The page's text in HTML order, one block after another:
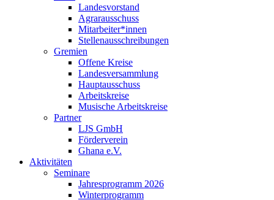
Landesvorstand
Agrarausschuss
Mitarbeiter*innen
Stellenausschreibungen
Gremien
Offene Kreise
Landesversammlung
Hauptausschuss
Arbeitskreise
Musische Arbeitskreise
Partner
LJS GmbH
Förderverein
Ghana e.V.
Aktivitäten
Seminare
Jahresprogramm 2026
Winterprogramm